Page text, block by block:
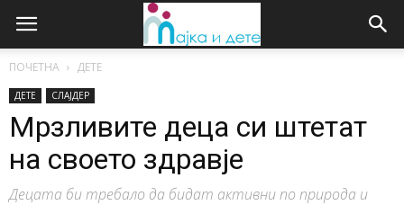
ПОЧЕТНА ДЕТЕ
ДЕТЕ СЛАЈДЕР
Мрзливите деца си штетат
на своето здравје
Децата би требало да бидат активни по природа и